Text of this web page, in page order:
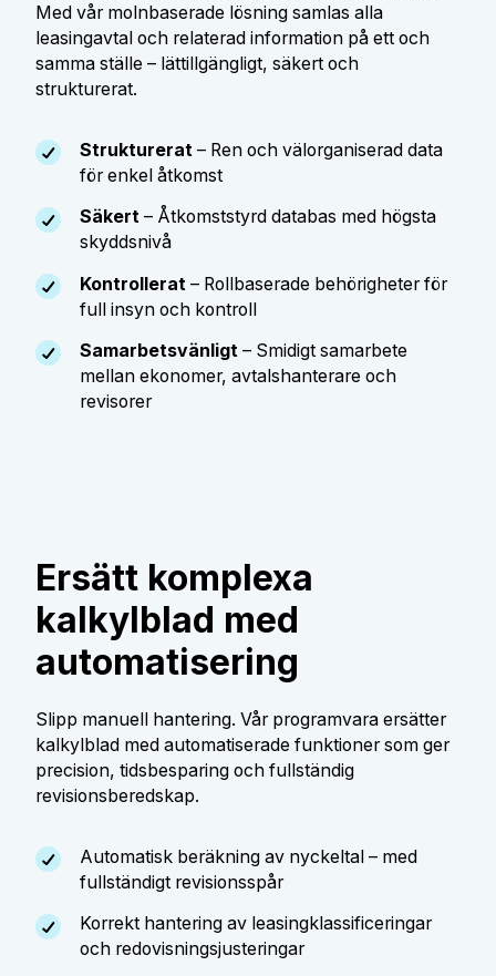
Med vår molnbaserade lösning samlas alla
leasingavtal och relaterad information på ett och
samma ställe – lättillgängligt, säkert och
strukturerat.
Strukturerat – Ren och välorganiserad data
för enkel åtkomst
Säkert – Åtkomststyrd databas med högsta
skyddsnivå
Kontrollerat – Rollbaserade behörigheter för
full insyn och kontroll
Samarbetsvänligt – Smidigt samarbete
mellan ekonomer, avtalshanterare och
revisorer
Ersätt komplexa
kalkylblad med
automatisering
Slipp manuell hantering. Vår programvara ersätter
kalkylblad med automatiserade funktioner som ger
precision, tidsbesparing och fullständig
revisionsberedskap.
Automatisk beräkning av nyckeltal – med
fullständigt revisionsspår
Korrekt hantering av leasingklassificeringar
och redovisningsjusteringar